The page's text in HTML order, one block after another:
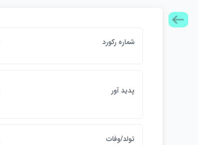
شماره ركورد
پديد آور
تولد/وفات